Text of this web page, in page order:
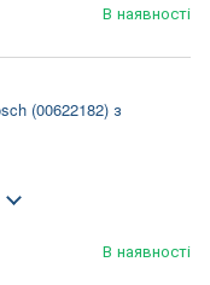
В наявності
(00622182) з
В наявності